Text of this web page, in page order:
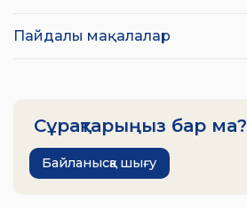
Пайдалы мақалалар
Сұрақтарыңыз бар ма?
Байланысқа шығу